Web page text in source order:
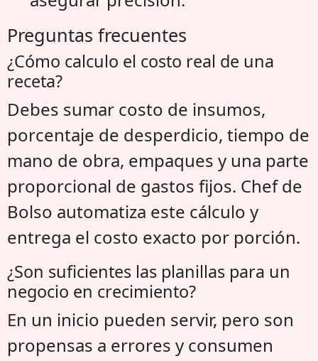
Preguntas frecuentes
¿Cómo calculo el costo real de una
receta?
Debes sumar costo de insumos,
porcentaje de desperdicio, tiempo de
mano de obra, empaques y una parte
proporcional de gastos fijos. Chef de
Bolso automatiza este cálculo y
entrega el costo exacto por porción.
¿Son suficientes las planillas para un
negocio en crecimiento?
En un inicio pueden servir, pero son
propensas a errores y consumen